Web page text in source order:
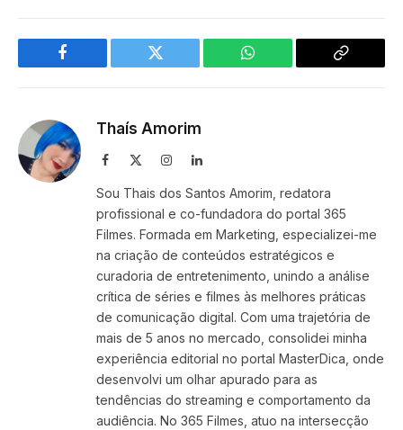
Facebook Twitter WhatsApp
Copy
Thaís Amorim
Facebook InstagramLinkedIn
Sou Thais dos Santos Amorim, redatora
profissional e co-fundadora do portal 365
Filmes. Formada em Marketing, especializei-me
na criação de conteúdos estratégicos e
curadoria de entretenimento, unindo a análise
crítica de séries e filmes às melhores práticas
de comunicação digital. Com uma trajetória de
mais de 5 anos no mercado, consolidei minha
experiência editorial no portal MasterDica, onde
desenvolvi um olhar apurado para as
tendências do streaming e comportamento da
audiência. No 365 Filmes, atuo na intersecção